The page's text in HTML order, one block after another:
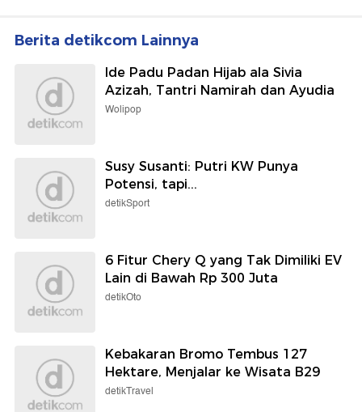
Berita detikcom Lainnya
Ide Padu Padan Hijab ala Sivia
Azizah, Tantri Namirah dan Ayudia
Wolipop
Susy Susanti: Putri KW Punya
Potensi, tapi...
detikSport
6 Fitur Chery Q yang Tak Dimiliki EV
Lain di Bawah Rp 300 Juta
detikOto
Kebakaran Bromo Tembus 127
Hektare, Menjalar ke Wisata B29
detikTravel